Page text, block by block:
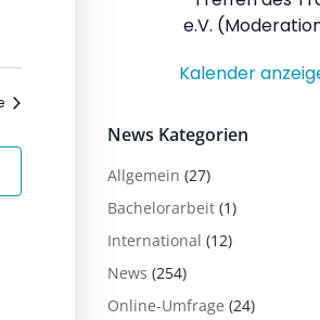
Veranstaltungen
e.V.
Kalender
News Kategorien
Allgemein (27)
Bachelorarbeit (1)
International (12)
News (254)
Online-Umfrage (24)